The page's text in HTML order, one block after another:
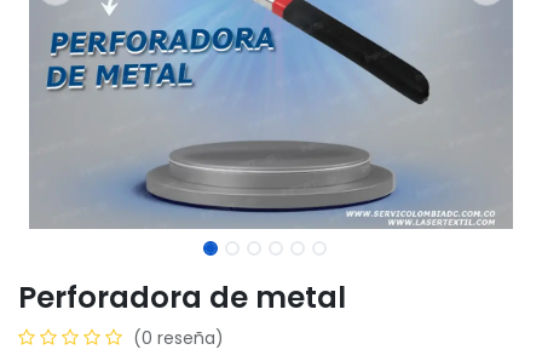
Perforadora de metal
(0 reseña)